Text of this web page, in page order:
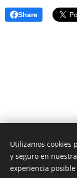
Share
Utilizamos
y seguro en
experiencia